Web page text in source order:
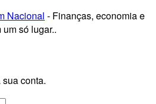
Nacional - Finanças, economia e
só lugar..
conta.